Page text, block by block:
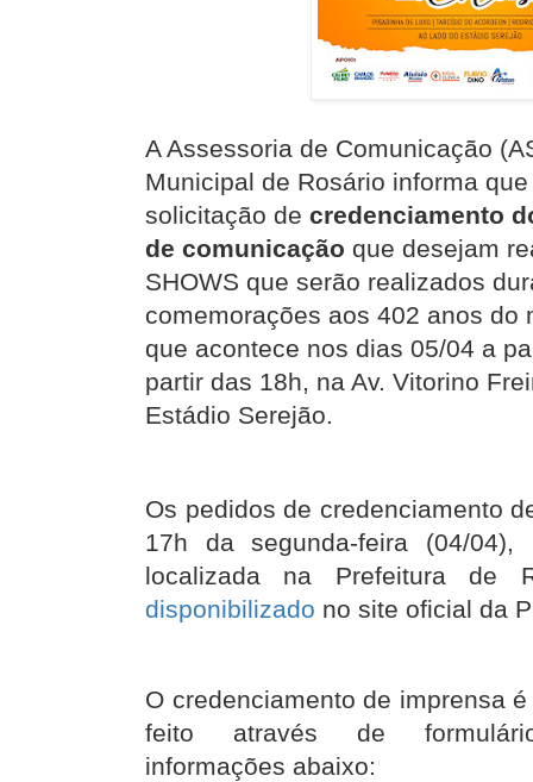
A Assessoria de Comunicação
Municipal de Rosário informa
solicitação de credenciamento
de comunicação que desejam
SHOWS que serão realizados
comemorações aos 402 anos do
que acontece nos dias 05/04 a
partir das 18h, na Av. Vitorino
Estádio Serejão.
Os pedidos de credenciamento
17h da segunda-feira (04/
localizada na Prefeitura de
disponibilizado no site oficial da
O credenciamento de imprensa
feito através de
informações abaixo: